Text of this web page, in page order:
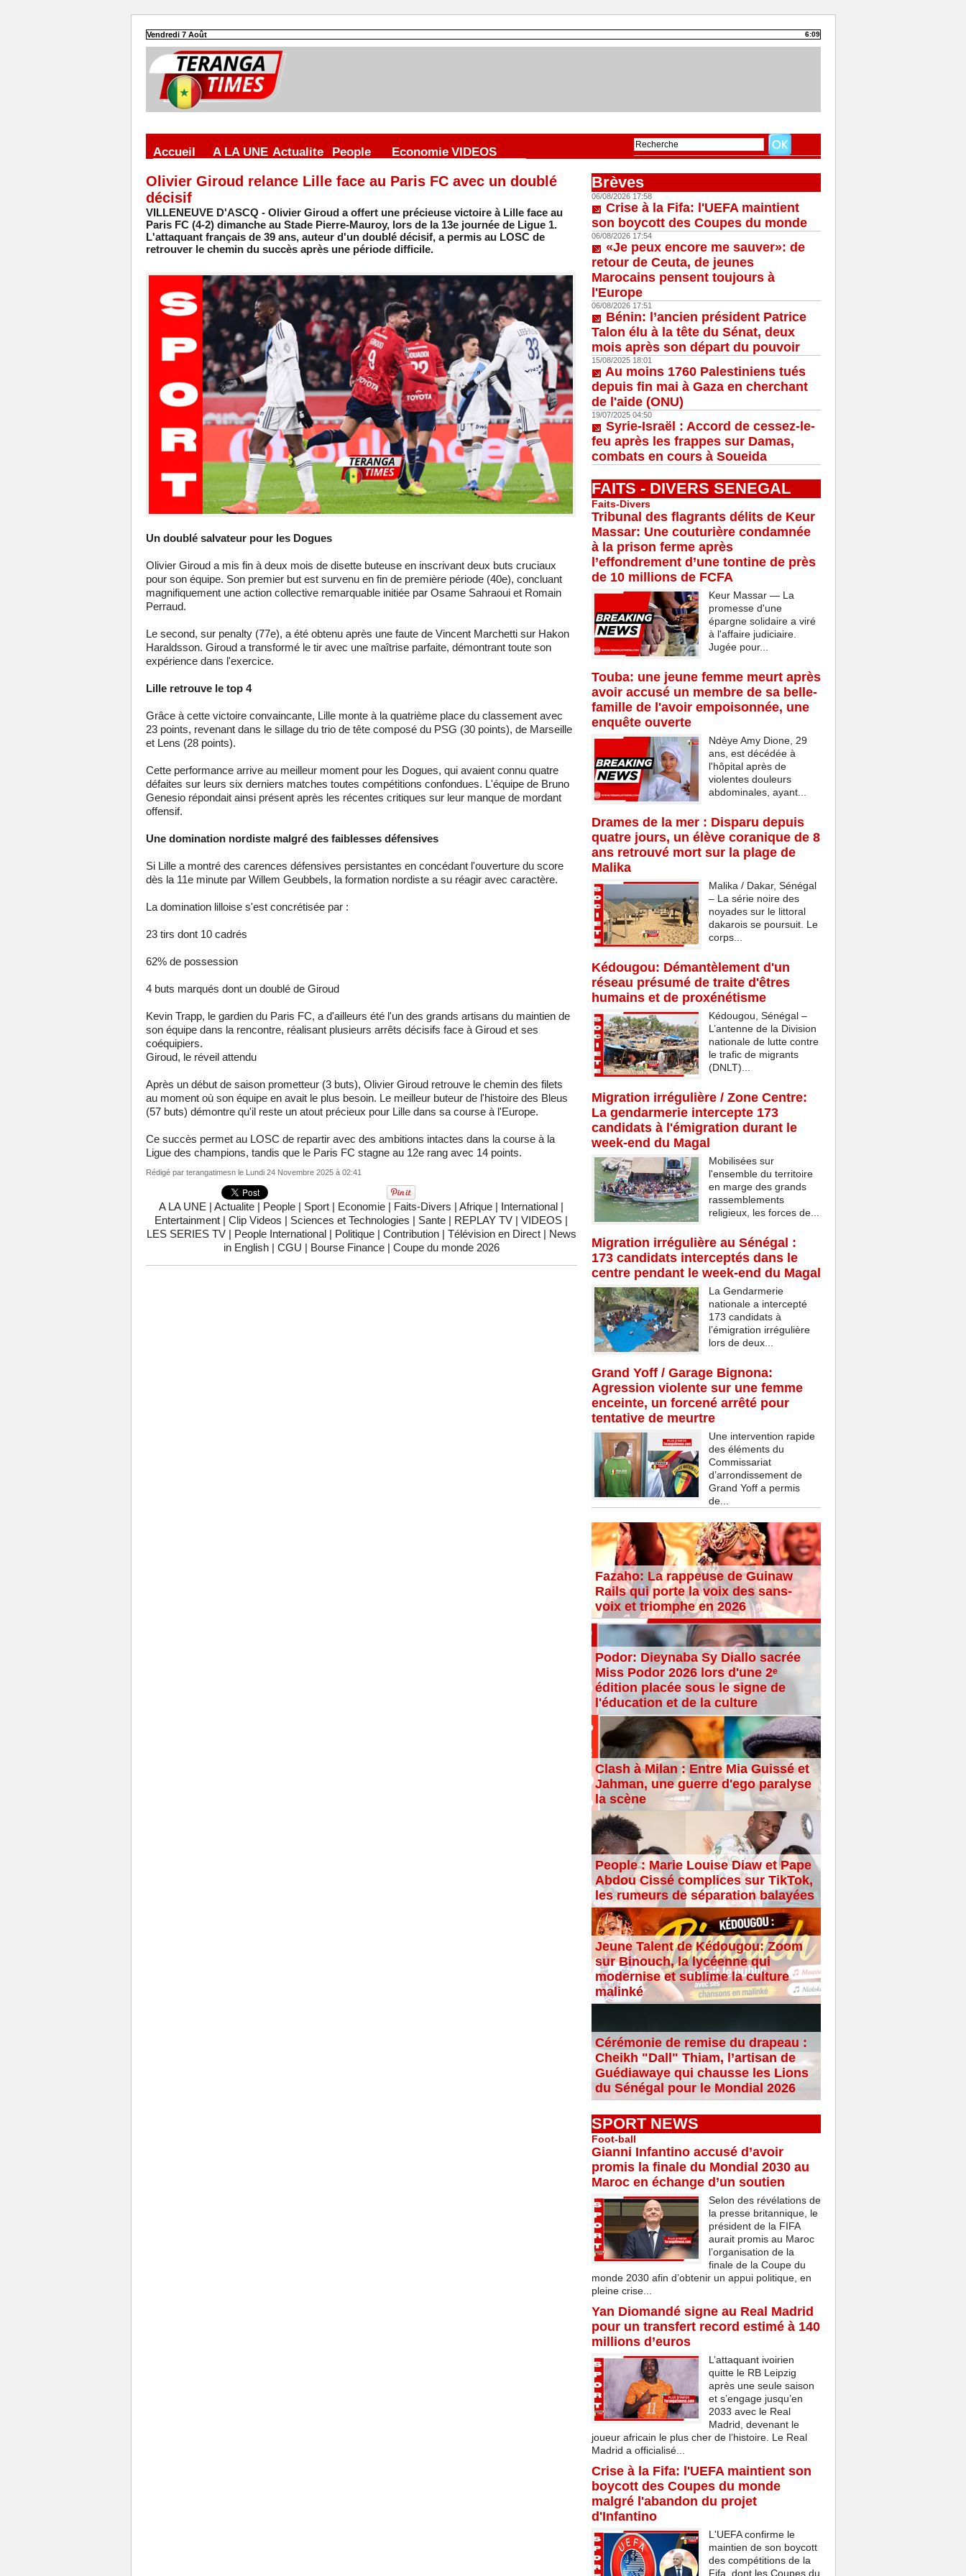
Vendredi 7 Août 6:09
Accueil A LA UNE Actualite People Economie VIDEOS
Olivier Giroud relance Lille face au Paris FC avec un doublé
décisif
VILLENEUVE D'ASCQ - Olivier Giroud a offert une précieuse victoire à Lille face au
Paris FC (4-2) dimanche au Stade Pierre-Mauroy, lors de la 13e journée de Ligue 1.
L'attaquant français de 39 ans, auteur d'un doublé décisif, a permis au LOSC de
retrouver le chemin du succès après une période difficile.
Un doublé salvateur pour les Dogues
Olivier Giroud a mis fin à deux mois de disette buteuse en inscrivant deux buts cruciaux
pour son équipe. Son premier but est survenu en fin de première période (40e), concluant
magnifiquement une action collective remarquable initiée par Osame Sahraoui et Romain
Perraud.
Le second, sur penalty (77e), a été obtenu après une faute de Vincent Marchetti sur Hakon
Haraldsson. Giroud a transformé le tir avec une maîtrise parfaite, démontrant toute son
expérience dans l'exercice.
Lille retrouve le top 4
Grâce à cette victoire convaincante, Lille monte à la quatrième place du classement avec
23 points, revenant dans le sillage du trio de tête composé du PSG (30 points), de Marseille
et Lens (28 points).
Cette performance arrive au meilleur moment pour les Dogues, qui avaient connu quatre
défaites sur leurs six derniers matches toutes compétitions confondues. L'équipe de Bruno
Genesio répondait ainsi présent après les récentes critiques sur leur manque de mordant
offensif.
Une domination nordiste malgré des faiblesses défensives
Si Lille a montré des carences défensives persistantes en concédant l'ouverture du score
dès la 11e minute par Willem Geubbels, la formation nordiste a su réagir avec caractère.
La domination lilloise s'est concrétisée par :
23 tirs dont 10 cadrés
62% de possession
4 buts marqués dont un doublé de Giroud
Kevin Trapp, le gardien du Paris FC, a d'ailleurs été l'un des grands artisans du maintien de
son équipe dans la rencontre, réalisant plusieurs arrêts décisifs face à Giroud et ses
coéquipiers.
Giroud, le réveil attendu
Après un début de saison prometteur (3 buts), Olivier Giroud retrouve le chemin des filets
au moment où son équipe en avait le plus besoin. Le meilleur buteur de l'histoire des Bleus
(57 buts) démontre qu'il reste un atout précieux pour Lille dans sa course à l'Europe.
Ce succès permet au LOSC de repartir avec des ambitions intactes dans la course à la
Ligue des champions, tandis que le Paris FC stagne au 12e rang avec 14 points.
Rédigé par terangatimesnle Lundi 24 Novembre 2025 à 02:41
A LA UNE | Actualite | People | Sport | Economie | Faits-Divers | Afrique | International |
Entertainment | Clip Videos | Sciences et Technologies | Sante | REPLAY TV | VIDEOS |
LES SERIES TV | People International | Politique | Contribution | Télévision en Direct | News
in English | CGU | Bourse Finance | Coupe du monde 2026
Brèves
06/08/2026 17:58
Crise à la Fifa: l'UEFA maintient
son boycott des Coupes du monde
06/08/2026 17:54
«Je peux encore me sauver»: de
retour de Ceuta, de jeunes
Marocains pensent toujours à
l'Europe
06/08/2026 17:51
Bénin: l’ancien président Patrice
Talon élu à la tête du Sénat, deux
mois après son départ du pouvoir
15/08/2025 18:01
Au moins 1760 Palestiniens tués
depuis fin mai à Gaza en cherchant
de l'aide (ONU)
19/07/2025 04:50
Syrie-Israël : Accord de cessez-le-
feu après les frappes sur Damas,
combats en cours à Soueida
FAITS - DIVERS SENEGAL
Faits-Divers
Tribunal des flagrants délits de Keur
Massar: Une couturière condamnée
à la prison ferme après
l’effondrement d’une tontine de près
de 10 millions de FCFA
Keur Massar — La
promesse d'une
épargne solidaire a viré
à l'affaire judiciaire.
Jugée pour...
Touba: une jeune femme meurt après
avoir accusé un membre de sa belle-
famille de l'avoir empoisonnée, une
enquête ouverte
Ndèye Amy Dione, 29
ans, est décédée à
l'hôpital après de
violentes douleurs
abdominales, ayant...
Drames de la mer : Disparu depuis
quatre jours, un élève coranique de 8
ans retrouvé mort sur la plage de
Malika
Malika / Dakar, Sénégal
– La série noire des
noyades sur le littoral
dakarois se poursuit. Le
corps...
Kédougou: Démantèlement d'un
réseau présumé de traite d'êtres
humains et de proxénétisme
Kédougou, Sénégal –
L’antenne de la Division
nationale de lutte contre
le trafic de migrants
(DNLT)...
Migration irrégulière / Zone Centre:
La gendarmerie intercepte 173
candidats à l'émigration durant le
week-end du Magal
Mobilisées sur
l'ensemble du territoire
en marge des grands
rassemblements
religieux, les forces de...
Migration irrégulière au Sénégal :
173 candidats interceptés dans le
centre pendant le week-end du Magal
La Gendarmerie
nationale a intercepté
173 candidats à
l’émigration irrégulière
lors de deux...
Grand Yoff / Garage Bignona:
Agression violente sur une femme
enceinte, un forcené arrêté pour
tentative de meurtre
Une intervention rapide
des éléments du
Commissariat
d’arrondissement de
Grand Yoff a permis
de...
Fazaho: La rappeuse de Guinaw
Rails qui porte la voix des sans-
voix et triomphe en 2026
Podor: Dieynaba Sy Diallo sacrée
Miss Podor 2026 lors d'une 2ᵉ
édition placée sous le signe de
l'éducation et de la culture
Clash à Milan : Entre Mia Guissé et
Jahman, une guerre d'ego paralyse
la scène
People : Marie Louise Diaw et Pape
Abdou Cissé complices sur TikTok,
les rumeurs de séparation balayées
Jeune Talent de Kédougou: Zoom
sur Binouch, la lycéenne qui
modernise et sublime la culture
malinké
Cérémonie de remise du drapeau :
Cheikh "Dall" Thiam, l’artisan de
Guédiawaye qui chausse les Lions
du Sénégal pour le Mondial 2026
SPORT NEWS
Foot-ball
Gianni Infantino accusé d’avoir
promis la finale du Mondial 2030 au
Maroc en échange d’un soutien
Selon des révélations de
la presse britannique, le
président de la FIFA
aurait promis au Maroc
l’organisation de la
finale de la Coupe du
monde 2030 afin d’obtenir un appui politique, en
pleine crise...
Yan Diomandé signe au Real Madrid
pour un transfert record estimé à 140
millions d’euros
L’attaquant ivoirien
quitte le RB Leipzig
après une seule saison
et s’engage jusqu’en
2033 avec le Real
Madrid, devenant le
joueur africain le plus cher de l’histoire. Le Real
Madrid a officialisé...
Crise à la Fifa: l'UEFA maintient son
boycott des Coupes du monde
malgré l'abandon du projet
d'Infantino
L'UEFA confirme le
maintien de son boycott
des compétitions de la
Fifa, dont les Coupes du